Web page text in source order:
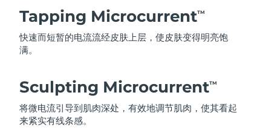
Tapping MicrocurrentTM
快速而短暂的电流流经皮肤上层，使皮肤变得明亮饱
满。
Sculpting MicrocurrentTM
将微电流引导到肌肉深处，有效地调节肌肉，使其看起
来紧实有线条感。